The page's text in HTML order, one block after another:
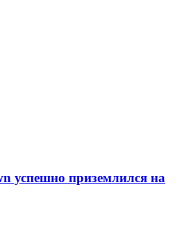
успешно приземлился на